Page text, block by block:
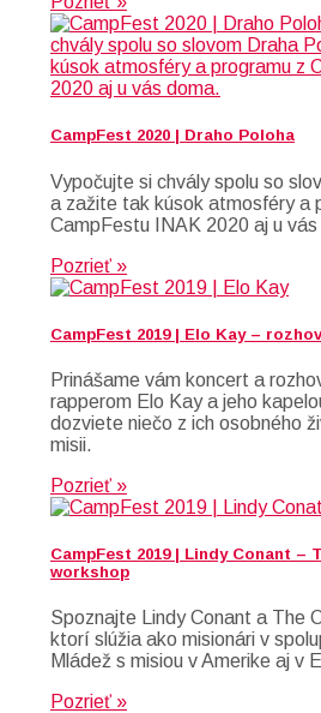
CampFest 2020 | Draho Poloha
Vypočujte si chvály spolu so
a zažite tak kúsok atmosféry a
CampFestu INAK 2020 aj u vás
Pozrieť »
CampFest 2019 | Elo Kay –
Prinášame vám koncert a
rapperom Elo Kay a jeho
dozviete niečo z ich osobného
misii.
Pozrieť »
CampFest 2019 | Lindy Conant –
workshop
Spoznajte Lindy Conant a The
ktorí slúžia ako misionári v
Mládež s misiou v Amerike aj v
Pozrieť »